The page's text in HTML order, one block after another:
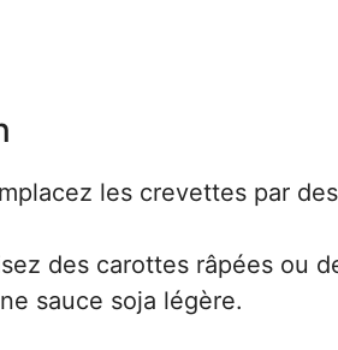
les crevettes par
des carottes râpées ou
sauce soja légère.